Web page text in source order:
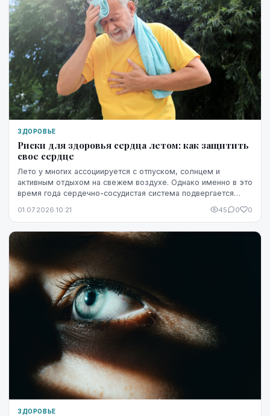
ЗДОРОВЬЕ
Риски для здоровья сердца летом: как защитить
свое сердце
Лето у многих ассоциируется с отпуском, солнцем и
активным отдыхом на свежем воздухе. Однако именно в это
время года сердечно-сосудистая система подвергается
01.07.2026 10:21 45 0 0
ЗДОРОВЬЕ